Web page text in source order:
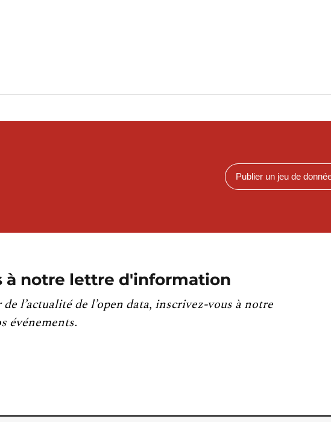
Publier un jeu de
à notre lettre d'information
l’actualité de l’open data, inscrivez-vous à notre
événements.